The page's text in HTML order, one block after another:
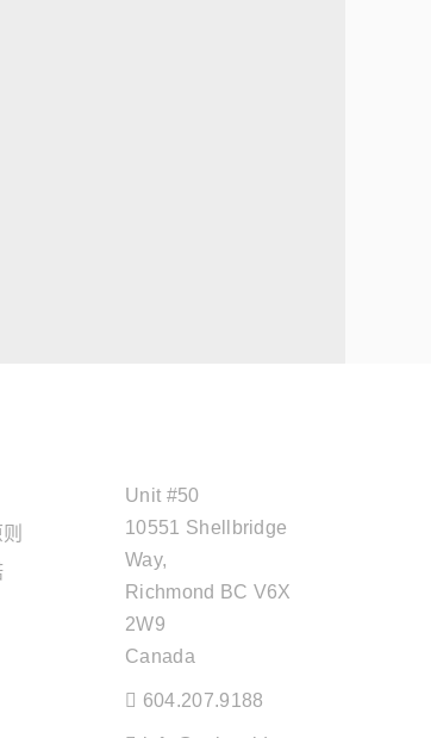
Unit #50
10551 Shellbridge
Way,
Richmond BC V6X
2W9
Canada
604.207.9188